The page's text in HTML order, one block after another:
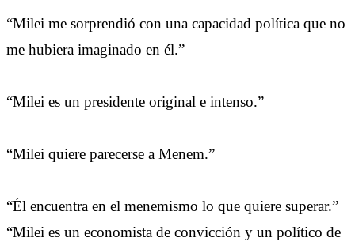
“Milei me sorprendió con una capacidad política que no
me hubiera imaginado en él.”
“Milei es un presidente original e intenso.”
“Milei quiere parecerse a Menem.”
“Él encuentra en el menemismo lo que quiere superar.”
“Milei es un economista de convicción y un político de